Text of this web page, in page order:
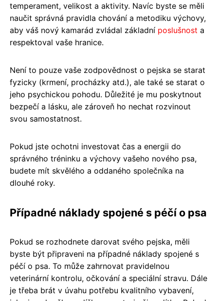
temperament, velikost a aktivity. Navíc byste se měli
naučit správná pravidla chování a metodiku výchovy,
aby váš nový kamarád zvládal základní poslušnost a
respektoval vaše hranice.
Není to pouze vaše zodpovědnost o pejska se starat
fyzicky (krmení, procházky atd.), ale také se starat o
jeho psychickou pohodu. Důležité je mu poskytnout
bezpečí a lásku, ale zároveň ho nechat rozvinout
svou samostatnost.
Pokud jste ochotni investovat čas a energii do
správného tréninku a výchovy vašeho nového psa,
budete mít skvělého a oddaného společníka na
dlouhé roky.
Případné náklady spojené s péčí o psa
Pokud se rozhodnete darovat svého pejska, měli
byste být připraveni na případné náklady spojené s
péčí o psa. To může zahrnovat pravidelnou
veterinární kontrolu, očkování a speciální stravu. Dále
je třeba brát v úvahu potřebu kvalitního vybavení,